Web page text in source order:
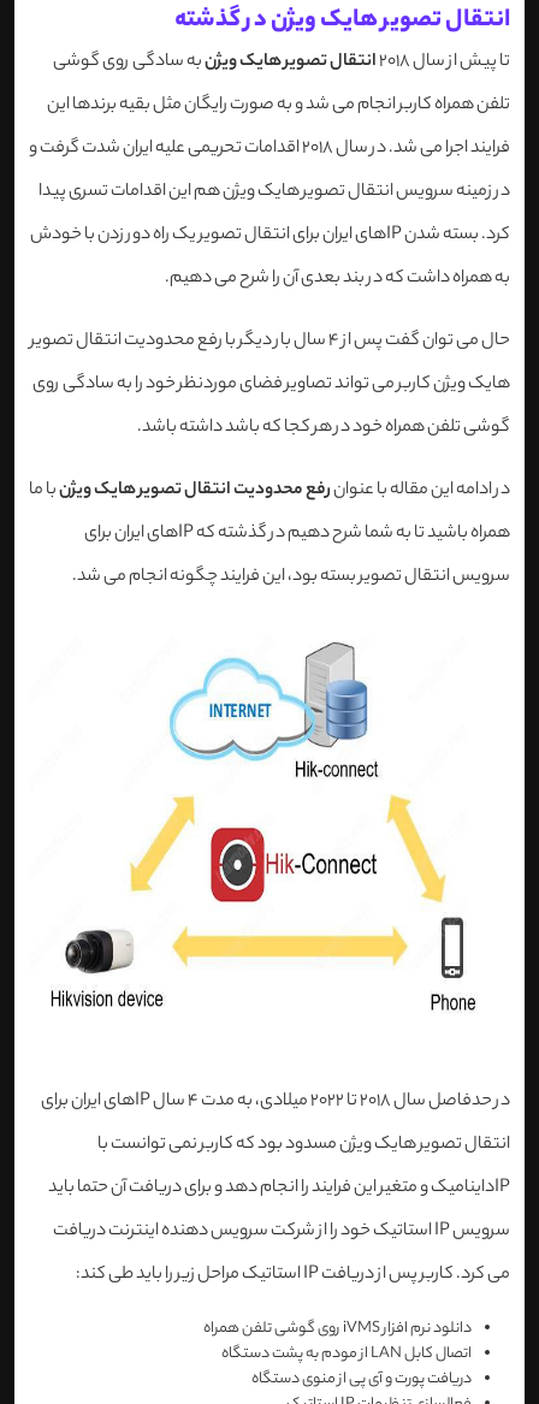
انتقال تصویر هایک ویژن در گذشته
تا پیش از سال 2018 انتقال تصویر هایک ویژنبه سادگی روی گوشی
تلفن همراه کاربر انجام می شد و به صورت رایگان مثل بقیه برندها این
فرایند اجرا می شد. در سال 2018 اقدامات تحریمی علیه ایران شدت گرفت و
در زمینه سرویس انتقال تصویر هایک ویژن هم این اقدامات تسری پیدا
کرد. بسته شدن IPهای ایران برای انتقال تصویر یک راه دور زدن با خودش
به همراه داشت که در بند بعدی آن را شرح می دهیم.
حال می توان گفت پس از 4 سال بار دیگر با رفع محدودیت انتقال تصویر
هایک ویژن کاربر می تواند تصاویر فضای موردنظر خود را به سادگی روی
گوشی تلفن همراه خود در هر کجا که باشد داشته باشد.
در ادامه این مقاله با عنوانرفع محدودیت انتقال تصویر هایک ویژنبا ما
همراه باشید تا به شما شرح دهیم در گذشته که IPهای ایران برای
سرویس انتقال تصویر بسته بود، این فرایند چگونه انجام می شد.
در حدفاصل سال 2018 تا 2022 میلادی، به مدت 4 سال IPهای ایران برای
انتقال تصویر هایک ویژن مسدود بود که کاربر نمی توانست با
IPداینامیک و متغیر این فرایند را انجام دهد و برای دریافت آن حتما باید
سرویس IP استاتیک خود را از شرکت سرویس دهنده اینترنت دریافت
می کرد. کاربر پس از دریافت IP استاتیک مراحل زیر را باید طی کند:
دانلود نرم افزار iVMS روی گوشی تلفن همراه
اتصال کابل LAN از مودم به پشت دستگاه
دریافت پورت و آی پی از منوی دستگاه